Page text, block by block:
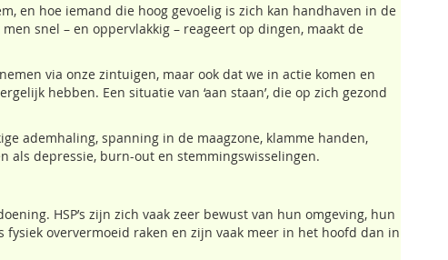
en hoe iemand die hoog gevoelig is zich kan handhaven in de
snel – en oppervlakkig – reageert op dingen, maakt de
via onze zintuigen, maar ook dat we in actie komen en
hebben. Een situatie van ‘aan staan’, die op zich gezond
ademhaling, spanning in de maagzone, klamme handen,
depressie, burn-out en stemmingswisselingen.
HSP’s zijn zich vaak zeer bewust van hun omgeving, hun
oververmoeid raken en zijn vaak meer in het hoofd dan in